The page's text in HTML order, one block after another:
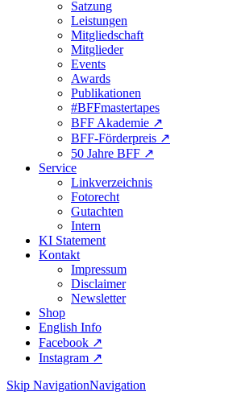
Satzung
Leistungen
Mitgliedschaft
Mitglieder
Events
Awards
Publikationen
#BFFmastertapes
BFF Akademie ↗︎
BFF-Förderpreis ↗︎
50 Jahre BFF ↗︎
Service
Linkverzeichnis
Fotorecht
Gutachten
Intern
KI Statement
Kontakt
Impressum
Disclaimer
Newsletter
Shop
English Info
Facebook ↗︎
Instagram ↗︎
Skip NavigationNavigation